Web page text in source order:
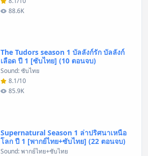
88.6K
The Tudors season 1 บัลลังก์รัก บัลลังก์
เลือด ปี 1 [ซับไทย] (10 ตอนจบ)
Sound: ซับไทย
8.1/10
85.9K
Supernatural Season 1 ล่าปริศนาเหนือ
โลก ปี 1 [พากย์ไทย+ซับไทย] (22 ตอนจบ)
Sound: พากย์ไทย+ซับไทย